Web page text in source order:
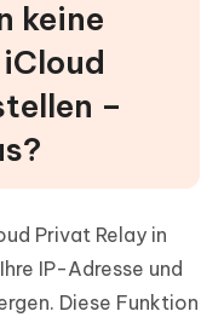
zurücksetzen (nur
Safari-
zum
mit einem
zu
zum
keine
–
Privat Relay in
IP-Adresse und
Diese Funktion